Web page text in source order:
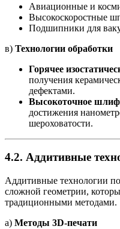
Авиационные и
Высокоскоростные
Подшипники для
в) Технологии обработки
Горячее
получения
дефектами.
Высокоточное
достижения
шероховатости.
4.2. Аддитивные
Аддитивные технологии
сложной геометрии,
традиционными методами.
а) Методы 3D-печати